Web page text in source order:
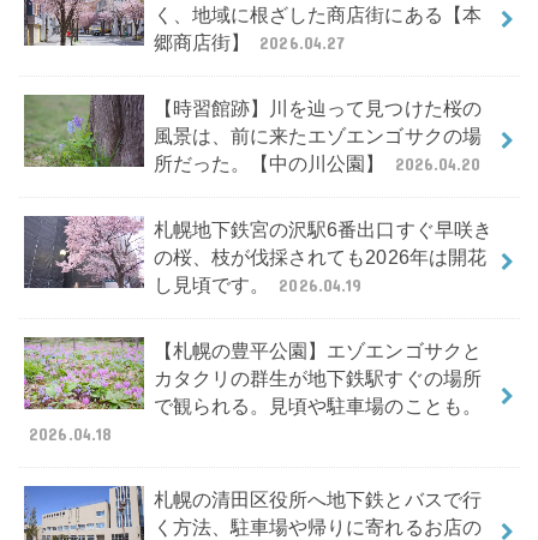
く、地域に根ざした商店街にある【本
郷商店街】
2026.04.27
【時習館跡】川を辿って見つけた桜の
風景は、前に来たエゾエンゴサクの場
所だった。【中の川公園】
2026.04.20
札幌地下鉄宮の沢駅6番出口すぐ早咲き
の桜、枝が伐採されても2026年は開花
し見頃です。
2026.04.19
【札幌の豊平公園】エゾエンゴサクと
カタクリの群生が地下鉄駅すぐの場所
で観られる。見頃や駐車場のことも。
2026.04.18
札幌の清田区役所へ地下鉄とバスで行
く方法、駐車場や帰りに寄れるお店の